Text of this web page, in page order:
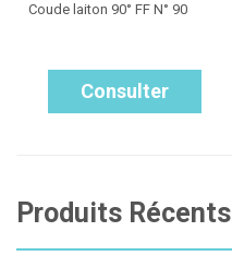
Coude laiton 90° FF N° 90
Consulter
Produits Récents